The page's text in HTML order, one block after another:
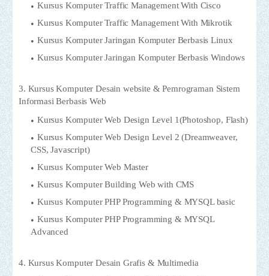
Kursus Komputer Traffic Management With Cisco
Kursus Komputer Traffic Management With Mikrotik
Kursus Komputer Jaringan Komputer Berbasis Linux
Kursus Komputer Jaringan Komputer Berbasis Windows
3. Kursus Komputer Desain website & Pemrograman Sistem
Informasi Berbasis Web
Kursus Komputer Web Design Level 1(Photoshop, Flash)
Kursus Komputer Web Design Level 2 (Dreamweaver,
CSS, Javascript)
Kursus Komputer Web Master
Kursus Komputer Building Web with CMS
Kursus Komputer PHP Programming & MYSQL basic
Kursus Komputer PHP Programming & MYSQL
Advanced
4. Kursus Komputer Desain Grafis & Multimedia